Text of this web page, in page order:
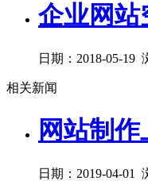
企业网站
日期：2018-05-19
相关新闻
网站制
日期：2019-04-01